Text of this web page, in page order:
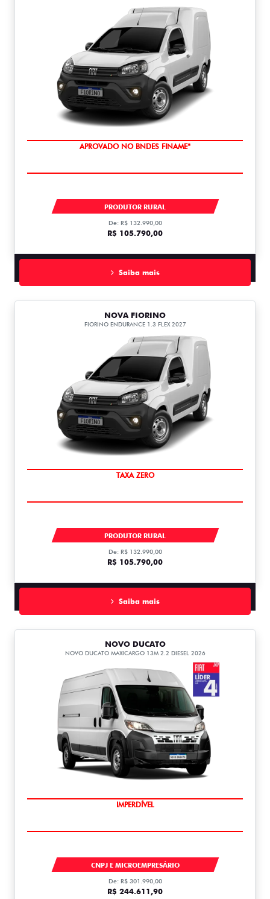
APROVADO NO BNDES FINAME*
PRODUTOR RURAL
De: R$ 132.990,00
R$ 105.790,00
Saiba mais
NOVA FIORINO
FIORINO ENDURANCE 1.3 FLEX 2027
TAXA ZERO
PRODUTOR RURAL
De: R$ 132.990,00
R$ 105.790,00
Saiba mais
NOVO DUCATO
NOVO DUCATO MAXICARGO 13M 2.2 DIESEL 2026
IMPERDÍVEL
CNPJ E MICROEMPRESÁRIO
De: R$ 301.990,00
R$ 244.611,90